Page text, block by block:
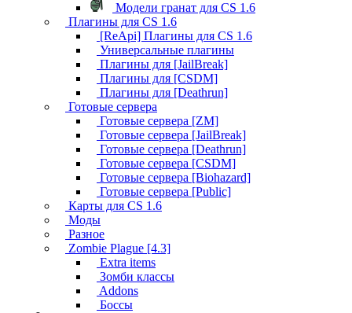
Модели гранат для CS 1.6
Плагины для CS 1.6
[ReApi] Плагины для CS 1.6
Универсальные плагины
Плагины для [JailBreak]
Плагины для [CSDM]
Плагины для [Deathrun]
Готовые сервера
Готовые сервера [ZM]
Готовые сервера [JailBreak]
Готовые сервера [Deathrun]
Готовые сервера [CSDM]
Готовые сервера [Biohazard]
Готовые сервера [Public]
Карты для CS 1.6
Моды
Разное
Zombie Plague [4.3]
Extra items
Зомби классы
Addons
Боссы